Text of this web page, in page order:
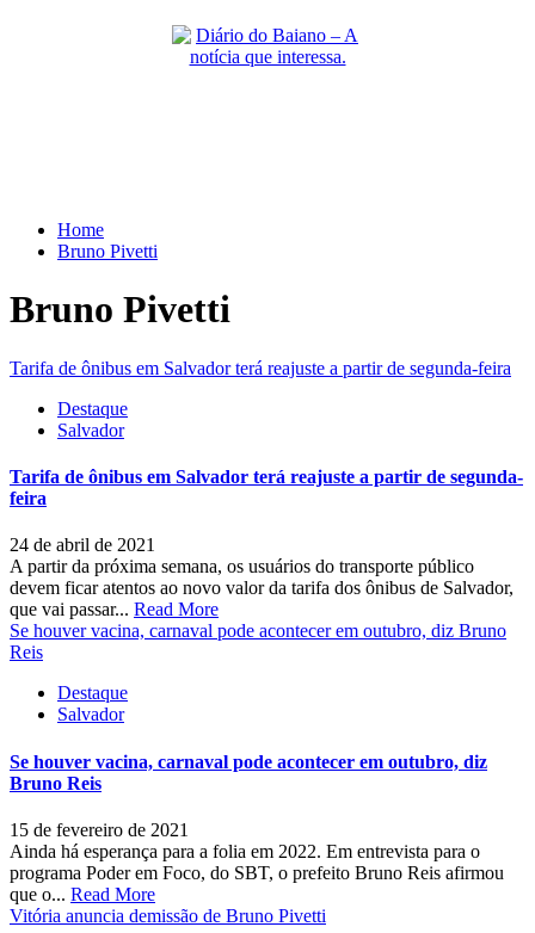
Home
Bruno Pivetti
Bruno Pivetti
Tarifa de ônibus em Salvador terá reajuste a partir de segunda-feira
Destaque
Salvador
Tarifa de ônibus em Salvador terá reajuste a partir de segunda-
feira
24 de abril de 2021
A partir da próxima semana, os usuários do transporte público
devem ficar atentos ao novo valor da tarifa dos ônibus de Salvador,
que vai passar... Read More
Se houver vacina, carnaval pode acontecer em outubro, diz Bruno
Reis
Destaque
Salvador
Se houver vacina, carnaval pode acontecer em outubro, diz
Bruno Reis
15 de fevereiro de 2021
Ainda há esperança para a folia em 2022. Em entrevista para o
programa Poder em Foco, do SBT, o prefeito Bruno Reis afirmou
que o... Read More
Vitória anuncia demissão de Bruno Pivetti